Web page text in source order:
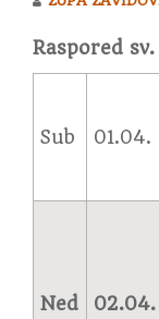
Raspored
Sub 01.04.
Ned 02.04.